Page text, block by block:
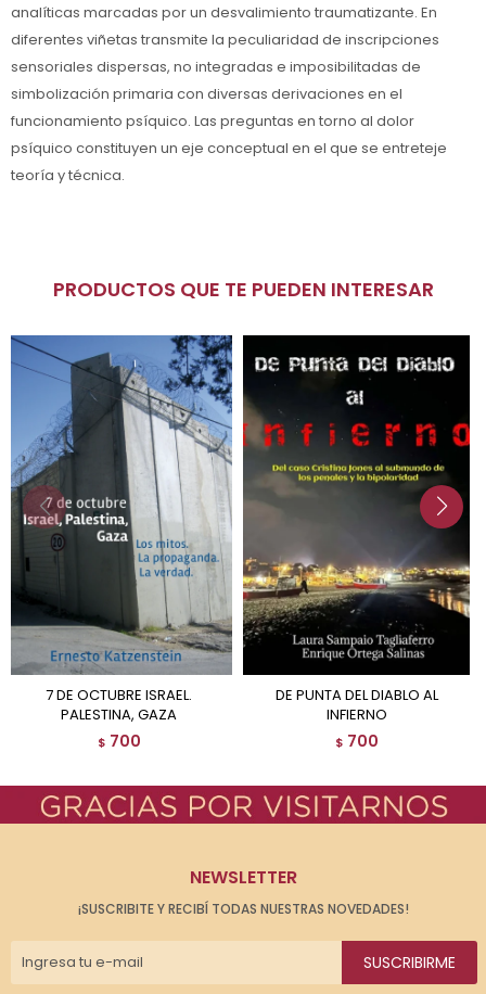
analíticas marcadas por un desvalimiento traumatizante. En
diferentes viñetas transmite la peculiaridad de inscripciones
sensoriales dispersas, no integradas e imposibilitadas de
simbolización primaria con diversas derivaciones en el
funcionamiento psíquico. Las preguntas en torno al dolor
psíquico constituyen un eje conceptual en el que se entreteje
teoría y técnica.
PRODUCTOS QUE TE PUEDEN INTERESAR
7 DE OCTUBRE ISRAEL.
PALESTINA, GAZA
$ 700
DE PUNTA DEL DIABLO AL
INFIERNO
$ 700
NEWSLETTER
¡SUSCRIBITE Y RECIBÍ TODAS NUESTRAS NOVEDADES!
SUSCRIBIRME